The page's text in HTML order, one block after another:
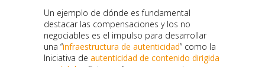
Un ejemplo de dónde es fundamental
destacar las compensaciones y los no
negociables es el impulso para desarrollar
una “infraestructura de autenticidad” como la
Iniciativa de autenticidad de contenido dirigida